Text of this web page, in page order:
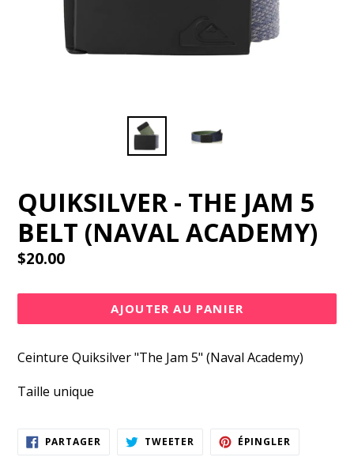
QUIKSILVER - THE JAM 5
BELT (NAVAL ACADEMY)
Prix
$20.00
AJOUTER AU PANIER
Ceinture Quiksilver "The Jam 5" (Naval Academy)
Taille unique
PARTAGER PARTAGER
SUR
TWEETER TWEETERÉPINGLER